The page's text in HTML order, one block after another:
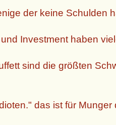
der keine Schulden
Investment haben
sind die größten
das ist für